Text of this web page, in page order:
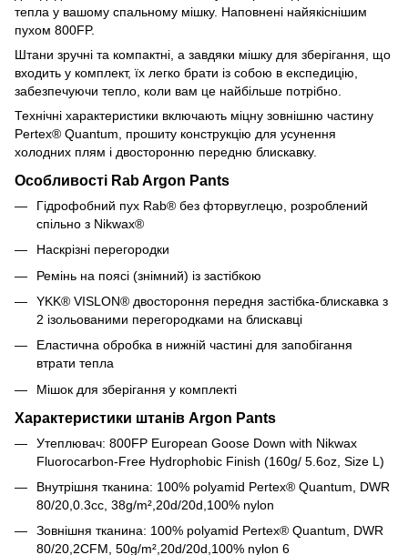
тепла у вашому спальному мішку. Наповнені найякіснішим
пухом 800FP.
Штани зручні та компактні, а завдяки мішку для зберігання, що
входить у комплект, їх легко брати із собою в експедицію,
забезпечуючи тепло, коли вам це найбільше потрібно.
Технічні характеристики включають міцну зовнішню частину
Pertex® Quantum, прошиту конструкцію для усунення
холодних плям і двосторонню передню блискавку.
Особливості Rab Argon Pants
Гідрофобний пух Rab® без фторвуглецю, розроблений
спільно з Nikwax®
Наскрізні перегородки
Ремінь на поясі (знімний) із застібкою
YKK® VISLON® двостороння передня застібка-блискавка з
2 ізольованими перегородками на блискавці
Еластична обробка в нижній частині для запобігання
втрати тепла
Мішок для зберігання у комплекті
Характеристики штанів Argon Pants
Утеплювач: 800FP European Goose Down with Nikwax
Fluorocarbon-Free Hydrophobic Finish (160g/ 5.6oz, Size L)
Внутрішня тканина: 100% polyamid Pertex® Quantum, DWR
80/20,0.3cc, 38g/m²,20d/20d,100% nylon
Зовнішня тканина: 100% polyamid Pertex® Quantum, DWR
80/20,2CFM, 50g/m²,20d/20d,100% nylon 6